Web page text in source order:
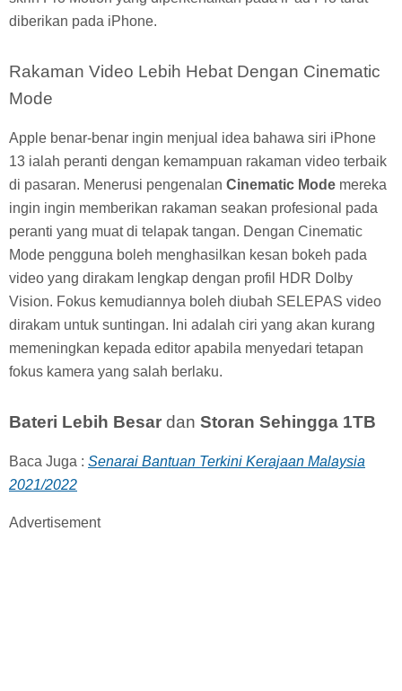
diberikan pada iPhone.
Rakaman Video Lebih Hebat Dengan Cinematic
Mode
Apple benar-benar ingin menjual idea bahawa siri iPhone
13 ialah peranti dengan kemampuan rakaman video terbaik
di pasaran. Menerusi pengenalan Cinematic Mode mereka
ingin ingin memberikan rakaman seakan profesional pada
peranti yang muat di telapak tangan. Dengan Cinematic
Mode pengguna boleh menghasilkan kesan bokeh pada
video yang dirakam lengkap dengan profil HDR Dolby
Vision. Fokus kemudiannya boleh diubah SELEPAS video
dirakam untuk suntingan. Ini adalah ciri yang akan kurang
memeningkan kepada editor apabila menyedari tetapan
fokus kamera yang salah berlaku.
Bateri Lebih Besar dan Storan Sehingga 1TB
Baca Juga : Senarai Bantuan Terkini Kerajaan Malaysia
2021/2022
Advertisement